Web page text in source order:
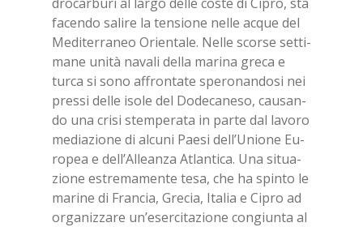
fa­cen­do sa­li­re la ten­sio­ne nel­le ac­que del
Me­di­ter­ra­neo Orien­ta­le. Nel­le scor­se set­ti­
ma­ne uni­tà na­va­li del­la ma­ri­na gre­ca e
tur­ca si sono af­fron­ta­te spe­ro­nan­do­si nei
pres­si del­le iso­le del Do­de­ca­ne­so, cau­san­
do una cri­si stem­pe­ra­ta in par­te dal la­vo­ro
me­dia­zio­ne di al­cu­ni Pae­si del­l’U­nio­ne Eu­
ro­pea e del­l’Al­lean­za Atlan­ti­ca. Una si­tua­
zio­ne estre­ma­men­te tesa, che ha spin­to le
ma­ri­ne di Fran­cia, Gre­cia, Ita­lia e Ci­pro ad
or­ga­niz­za­re un’e­ser­ci­ta­zio­ne con­giun­ta al